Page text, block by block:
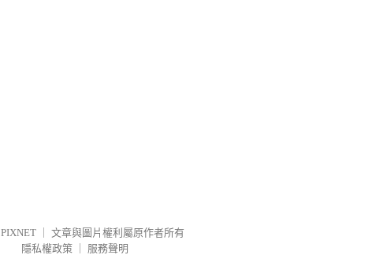
PIXNET
文章與圖片權利屬原作者所有
隱私權政策
服務聲明